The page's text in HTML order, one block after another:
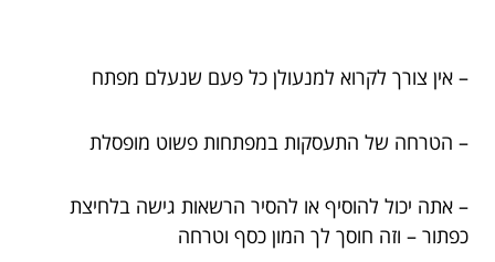
– אין צורך לקרוא למנעולן כל פעם שנעלם מפתח
– הטרחה של התעסקות במפתחות פשוט מופסלת
– אתה יכול להוסיף או להסיר הרשאות גישה בלחיצת
כפתור – וזה חוסך לך המון כסף וטרחה